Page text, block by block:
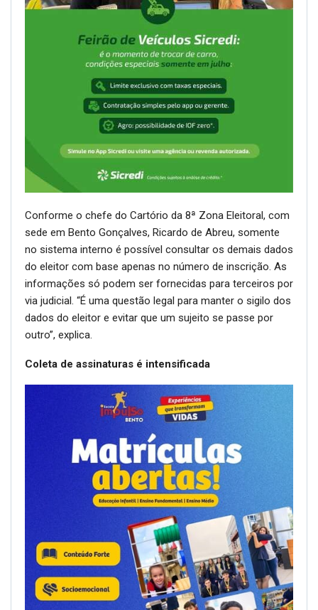
Conforme o chefe do Cartório da 8ª Zona Eleitoral, com
sede em Bento Gonçalves, Ricardo de Abreu, somente
no sistema interno é possível consultar os demais dados
do eleitor com base apenas no número de inscrição. As
informações só podem ser fornecidas para terceiros por
via judicial. “É uma questão legal para manter o sigilo dos
dados do eleitor e evitar que um sujeito se passe por
outro”, explica.
Coleta de assinaturas é intensificada